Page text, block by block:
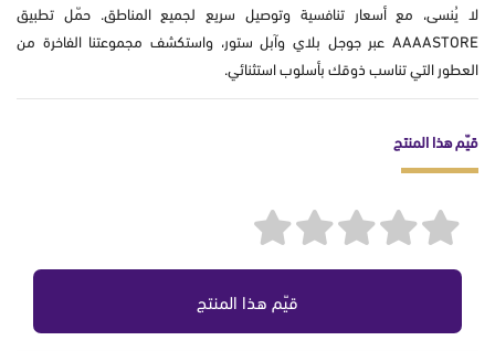
لا يُنسى، مع أسعار تنافسية وتوصيل سريع لجميع المناطق. حمّل تطبيق
AAAASTORE عبر جوجل بلاي وآبل ستور، واستكشف مجموعتنا الفاخرة من
العطور التي تناسب ذوقك بأسلوب استثنائي.
قيّم هذا المنتج
قيّم هذا المنتج